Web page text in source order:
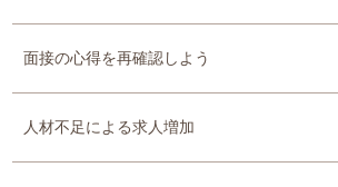
面接の心得を再確認しよう
人材不足による求人増加